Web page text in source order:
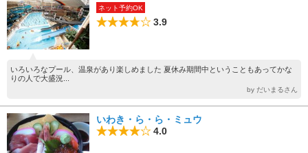
ネット予約OK
3.9
いろいろなプール、温泉があり楽しめました 夏休み期間中ということもあってかな
りの人で大盛況...
by だいまるさん
いわき・ら・ら・ミュウ
4.0